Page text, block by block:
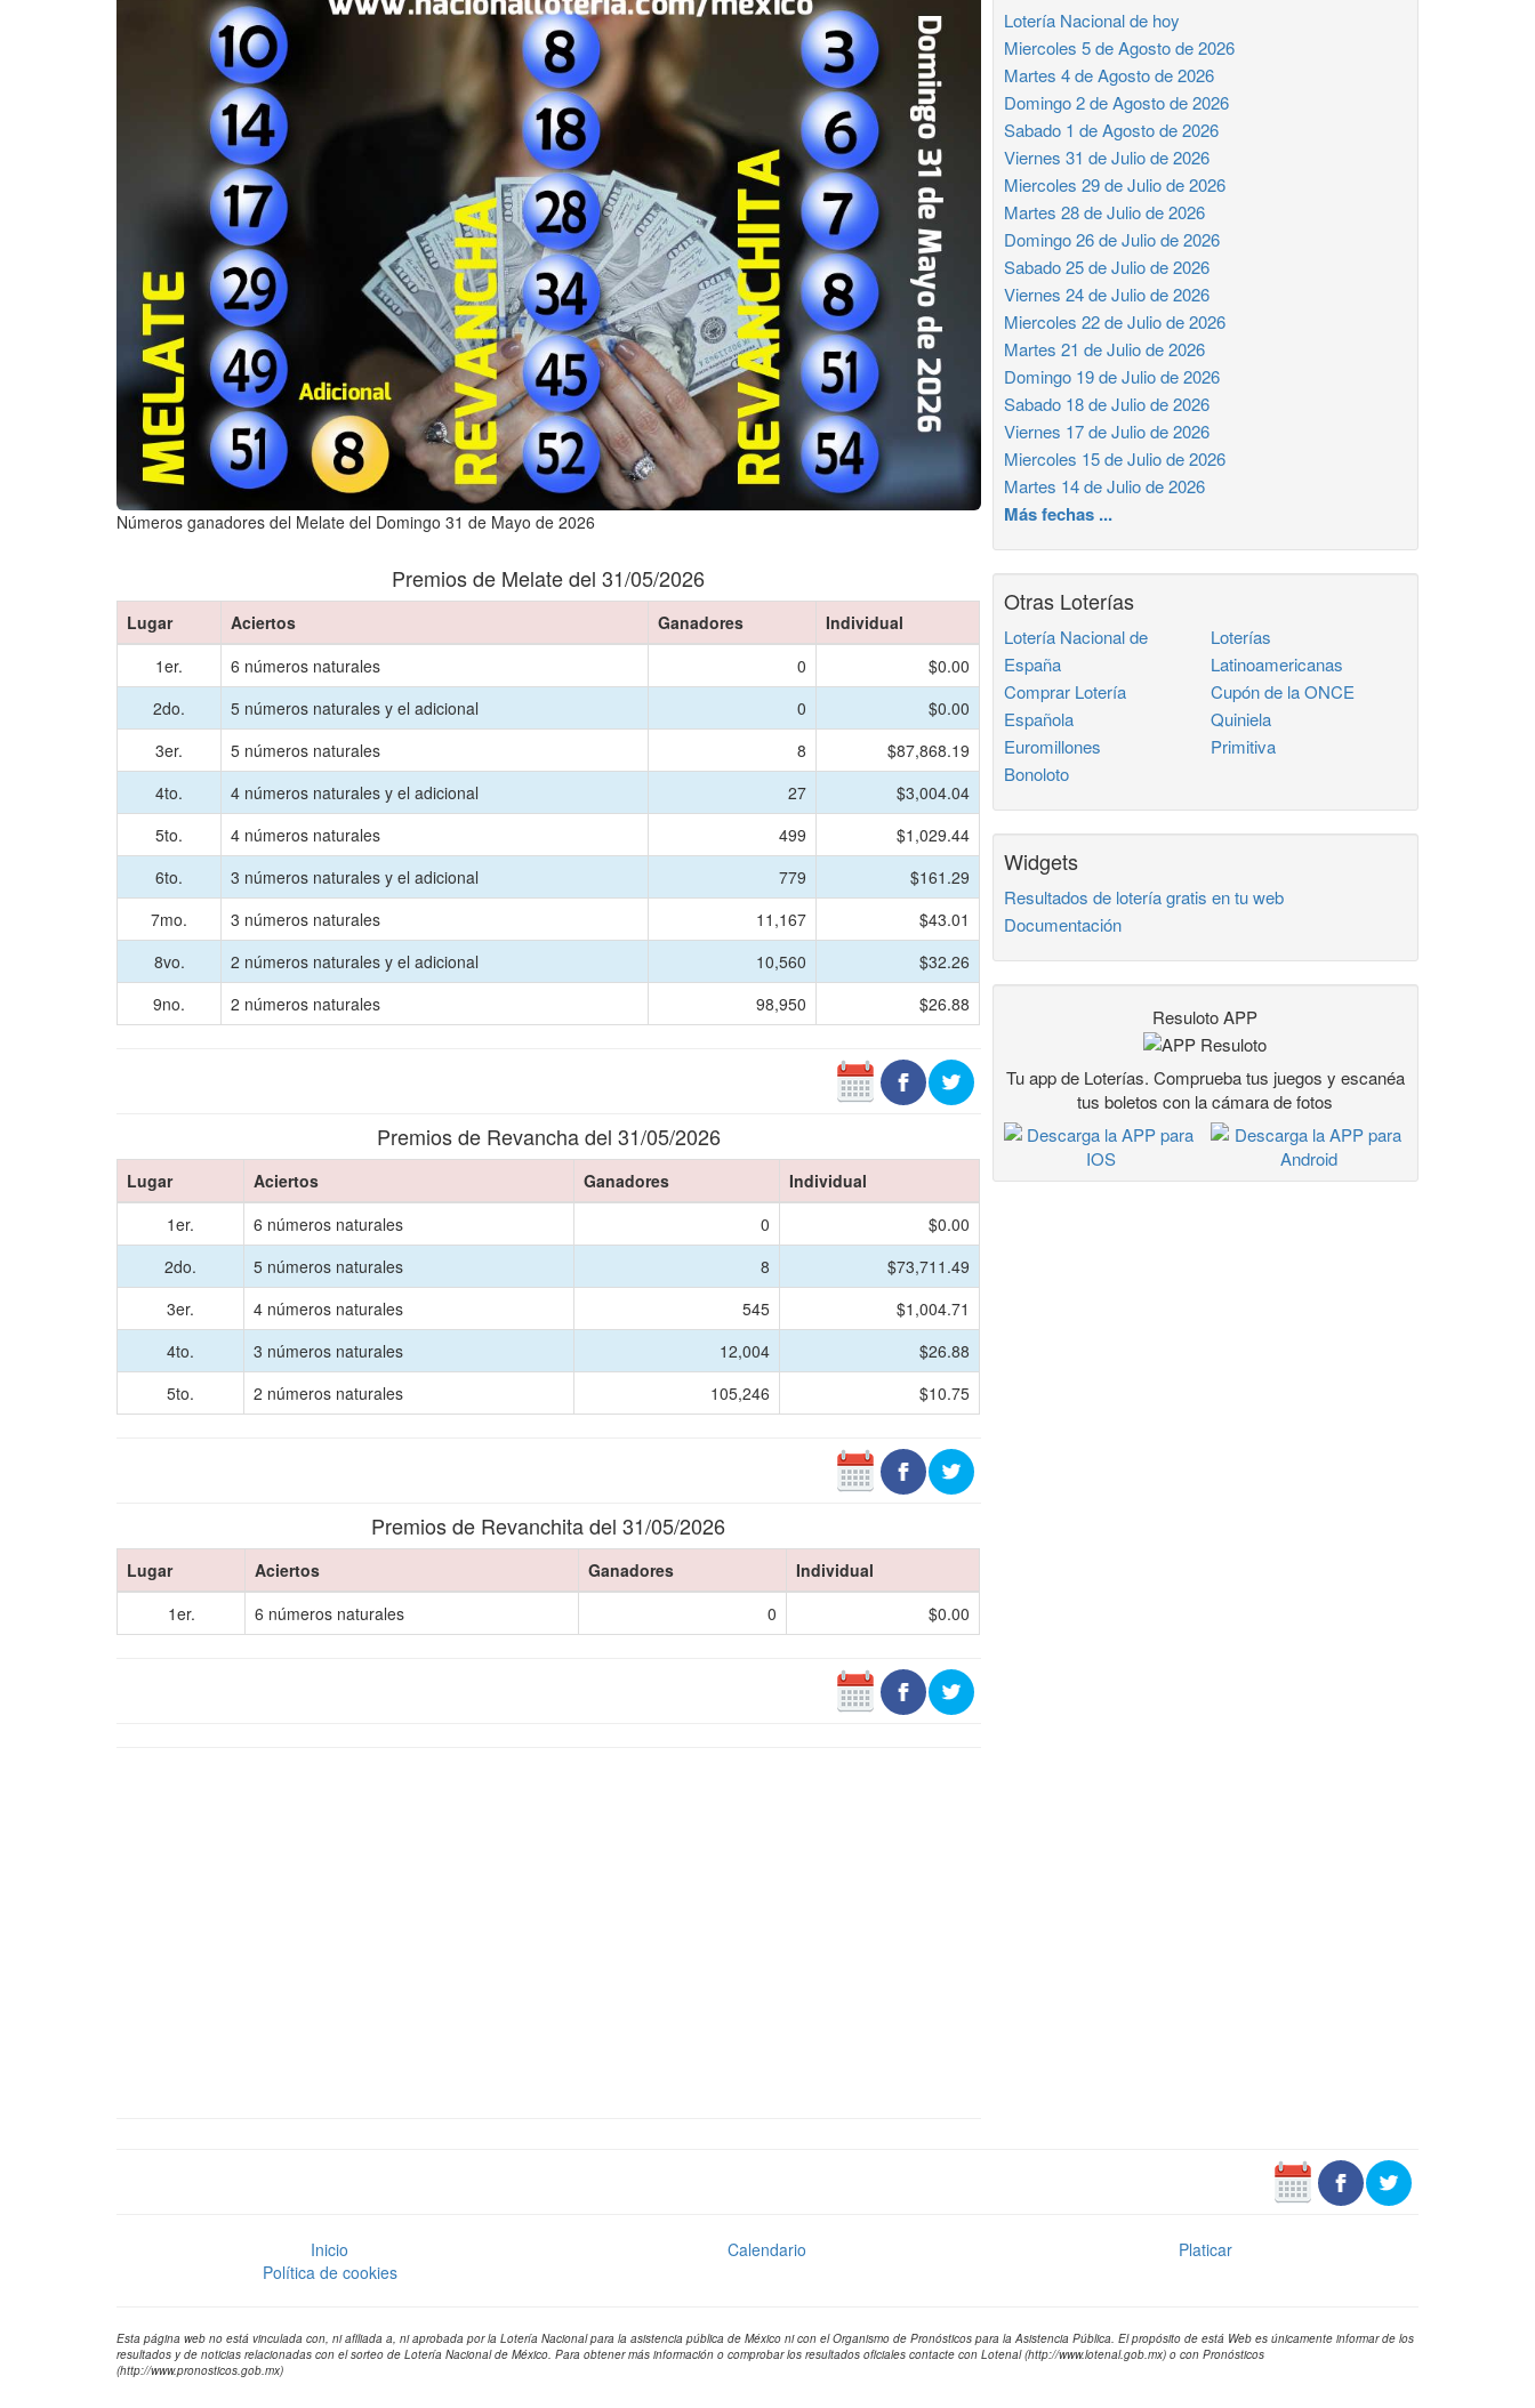
Números ganadores del Melate del Domingo 31 de Mayo de 2026
Premios de Melate del 31/05/2026
Lugar Aciertos Ganadores
Individual
1er.
6 números naturales 0
$0.00
2do.
5 números naturales y el adicional 0
$0.00
3er.
5 números naturales 8
$87,868.19
4to.
4 números naturales y el adicional 27
$3,004.04
5to.
4 números naturales 499
$1,029.44
6to.
3 números naturales y el adicional 779
$161.29
7mo.
3 números naturales 11,167
$43.01
8vo.
2 números naturales y el adicional 10,560
$32.26
9no.
2 números naturales 98,950 $26.88
Premios de Revancha del 31/05/2026
Lugar Aciertos Ganadores
Individual
1er.
6 números naturales 0
$0.00
2do.
5 números naturales 8
$73,711.49
3er.
4 números naturales 545
$1,004.71
4to.
3 números naturales 12,004
$26.88
5to.
2 números naturales 105,246 $10.75
Premios de Revanchita del 31/05/2026
Lugar Aciertos Ganadores
Individual
1er.
6 números naturales 0 $0.00
Lotería Nacional de hoy
Miercoles 5 de Agosto de 2026
Martes 4 de Agosto de 2026
Domingo 2 de Agosto de 2026
Sabado 1 de Agosto de 2026
Viernes 31 de Julio de 2026
Miercoles 29 de Julio de 2026
Martes 28 de Julio de 2026
Domingo 26 de Julio de 2026
Sabado 25 de Julio de 2026
Viernes 24 de Julio de 2026
Miercoles 22 de Julio de 2026
Martes 21 de Julio de 2026
Domingo 19 de Julio de 2026
Sabado 18 de Julio de 2026
Viernes 17 de Julio de 2026
Miercoles 15 de Julio de 2026
Martes 14 de Julio de 2026
Más fechas ...
Otras Loterías
Lotería Nacional de
España
Comprar Lotería
Española
Euromillones
Bonoloto
Loterías
Latinoamericanas
Cupón de la ONCE
Quiniela
Primitiva
Widgets
Resultados de lotería gratis en tu web
Documentación
Resuloto APP
Tu app de Loterías. Comprueba tus juegos y escanéa
tus boletos con la cámara de fotos
Inicio Calendario
Platicar
Política de cookies
Esta página web no está vinculada con, ni afiliada a, ni aprobada por la Lotería Nacional para la asistencia pública de México ni con el Organismo de Pronósticos para la Asistencia Pública. El propósito de está Web es únicamente informar de los
resultados y de noticias relacionadas con el sorteo de Lotería Nacional de México. Para obtener más información o comprobar los resultados oficiales contacte con Lotenal (http://www.lotenal.gob.mx) o con Pronósticos
(http://www.pronosticos.gob.mx)